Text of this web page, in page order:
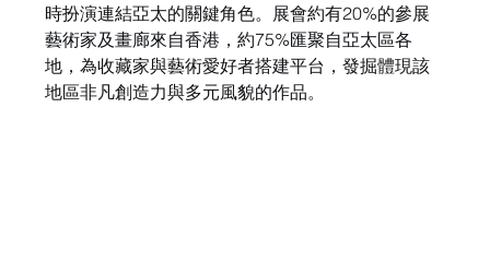
時扮演連結亞太的關鍵角色。展會約有20%的參展
藝術家及畫廊來自香港，約75%匯聚自亞太區各
地，為收藏家與藝術愛好者搭建平台，發掘體現該
地區非凡創造力與多元風貌的作品。